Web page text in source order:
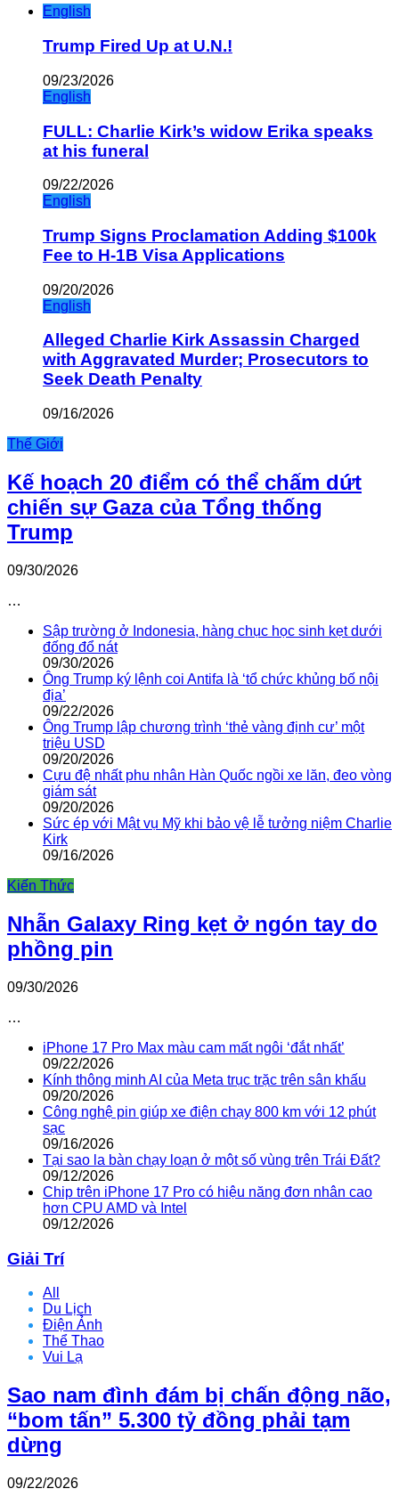
English
Trump Fired Up at U.N.!
09/23/2026
English
FULL: Charlie Kirk’s widow Erika speaks
at his funeral
09/22/2026
English
Trump Signs Proclamation Adding $100k
Fee to H-1B Visa Applications
09/20/2026
English
Alleged Charlie Kirk Assassin Charged
with Aggravated Murder; Prosecutors to
Seek Death Penalty
09/16/2026
Thế Giới
Kế hoạch 20 điểm có thể chấm dứt
chiến sự Gaza của Tổng thống
Trump
09/30/2026
…
Sập trường ở Indonesia, hàng chục học sinh kẹt dưới
đống đổ nát
09/30/2026
Ông Trump ký lệnh coi Antifa là ‘tổ chức khủng bố nội
địa’
09/22/2026
Ông Trump lập chương trình ‘thẻ vàng định cư’ một
triệu USD
09/20/2026
Cựu đệ nhất phu nhân Hàn Quốc ngồi xe lăn, đeo vòng
giám sát
09/20/2026
Sức ép với Mật vụ Mỹ khi bảo vệ lễ tưởng niệm Charlie
Kirk
09/16/2026
Kiến Thức
Nhẫn Galaxy Ring kẹt ở ngón tay do
phồng pin
09/30/2026
…
iPhone 17 Pro Max màu cam mất ngôi ‘đắt nhất’
09/22/2026
Kính thông minh AI của Meta trục trặc trên sân khấu
09/20/2026
Công nghệ pin giúp xe điện chạy 800 km với 12 phút
sạc
09/16/2026
Tại sao la bàn chạy loạn ở một số vùng trên Trái Đất?
09/12/2026
Chip trên iPhone 17 Pro có hiệu năng đơn nhân cao
hơn CPU AMD và Intel
09/12/2026
Giải Trí
All
Du Lịch
Điện Ảnh
Thể Thao
Vui Lạ
Sao nam đình đám bị chấn động não,
“bom tấn” 5.300 tỷ đồng phải tạm
dừng
09/22/2026